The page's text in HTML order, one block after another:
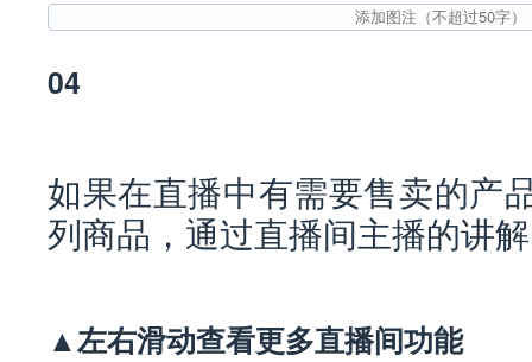
04
如果在直播中有需要售卖的产
列商品，通过直播间主播的讲
▲左右滑动查看更多直播间功能